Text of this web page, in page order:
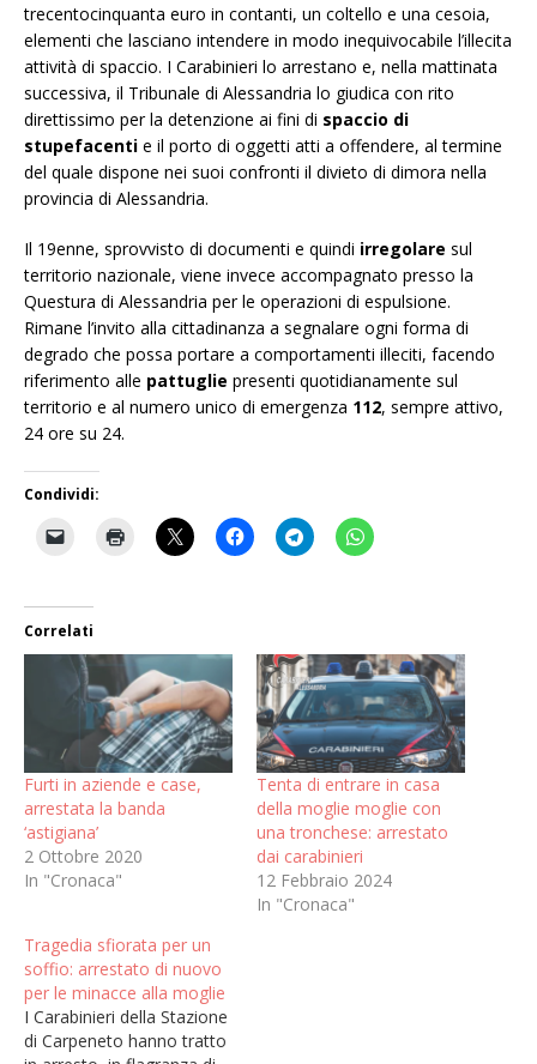
trecentocinquanta euro in contanti, un coltello e una cesoia,
elementi che lasciano intendere in modo inequivocabile l’illecita
attività di spaccio. I Carabinieri lo arrestano e, nella mattinata
successiva, il Tribunale di Alessandria lo giudica con rito
direttissimo per la detenzione ai fini di spaccio di
stupefacenti e il porto di oggetti atti a offendere, al termine
del quale dispone nei suoi confronti il divieto di dimora nella
provincia di Alessandria.
Il 19enne, sprovvisto di documenti e quindi irregolare sul
territorio nazionale, viene invece accompagnato presso la
Questura di Alessandria per le operazioni di espulsione.
Rimane l’invito alla cittadinanza a segnalare ogni forma di
degrado che possa portare a comportamenti illeciti, facendo
riferimento alle pattuglie presenti quotidianamente sul
territorio e al numero unico di emergenza 112, sempre attivo,
24 ore su 24.
Condividi:
Correlati
Furti in aziende e case,
arrestata la banda
‘astigiana’
2 Ottobre 2020
In "Cronaca"
Tenta di entrare in casa
della moglie moglie con
una tronchese: arrestato
dai carabinieri
12 Febbraio 2024
In "Cronaca"
Tragedia sfiorata per un
soffio: arrestato di nuovo
per le minacce alla moglie
I Carabinieri della Stazione
di Carpeneto hanno tratto